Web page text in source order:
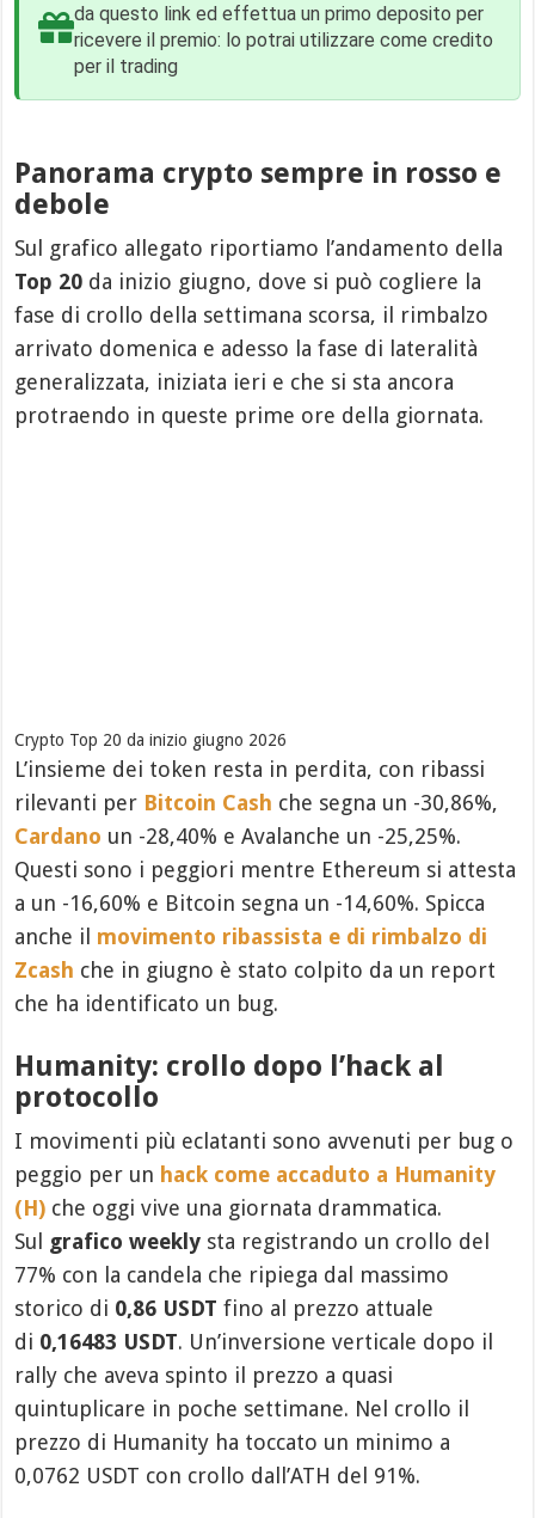
da questo link ed effettua un primo deposito per
ricevere il premio: lo potrai utilizzare come credito
per il trading
Panorama crypto sempre in rosso e
debole
Sul grafico allegato riportiamo l’andamento della
Top 20 da inizio giugno, dove si può cogliere la
fase di crollo della settimana scorsa, il rimbalzo
arrivato domenica e adesso la fase di lateralità
generalizzata, iniziata ieri e che si sta ancora
protraendo in queste prime ore della giornata.
Crypto Top 20 da inizio giugno 2026
L’insieme dei token resta in perdita, con ribassi
rilevanti per Bitcoin Cash che segna un -30,86%,
Cardano un -28,40% e Avalanche un -25,25%.
Questi sono i peggiori mentre Ethereum si attesta
a un -16,60% e Bitcoin segna un -14,60%. Spicca
anche il movimento ribassista e di rimbalzo di
Zcash che in giugno è stato colpito da un report
che ha identificato un bug.
Humanity: crollo dopo l’hack al
protocollo
I movimenti più eclatanti sono avvenuti per bug o
peggio per un hack come accaduto a Humanity
(H) che oggi vive una giornata drammatica.
Sul grafico weekly sta registrando un crollo del
77% con la candela che ripiega dal massimo
storico di 0,86 USDT fino al prezzo attuale
di 0,16483 USDT. Un’inversione verticale dopo il
rally che aveva spinto il prezzo a quasi
quintuplicare in poche settimane. Nel crollo il
prezzo di Humanity ha toccato un minimo a
0,0762 USDT con crollo dall’ATH del 91%.